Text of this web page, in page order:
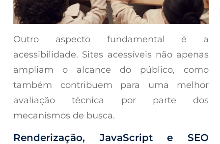
Outro aspecto fundamental é a
acessibilidade. Sites acessíveis não apenas
ampliam o alcance do público, como
também contribuem para uma melhor
avaliação técnica por parte dos
mecanismos de busca.
Renderização, JavaScript e SEO